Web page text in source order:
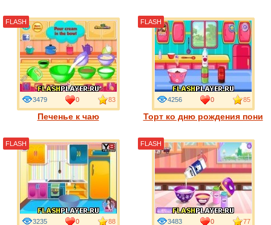
Печенье к чаю
3479 0 83
FLASH
Торт ко дню рождения пони
4256 0 85
FLASH
3235 0 88
FLASH
3483 0 77
FLASH